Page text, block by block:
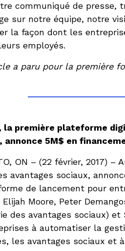
communiqué de presse,
sur notre équipe, notre
la façon dont les
employés.
a paru pour la première
la première plateforme
annonce 5M$ en
ON – (22 février, 2017)
avantages sociaux,
de lancement pour
Elijah Moore, Peter
des avantages sociaux)
à automatiser la
les avantages sociaux et